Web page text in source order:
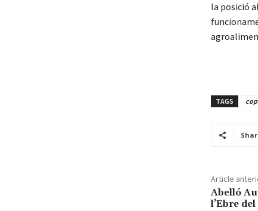
la posició
TAGS
Article
Abelló
l’Ebre